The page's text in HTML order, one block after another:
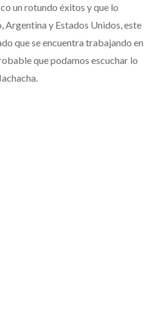
un rotundo éxitos y que lo
y Estados Unidos, este
que se encuentra trabajando en
que podamos escuchar lo